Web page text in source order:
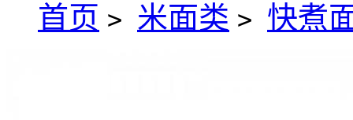
首页 > 米面类 > 快煮